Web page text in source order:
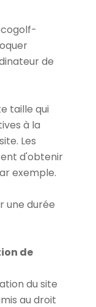
de
taille qui
à la
Les
d'obtenir
exemple.
une durée
de
du site
au droit